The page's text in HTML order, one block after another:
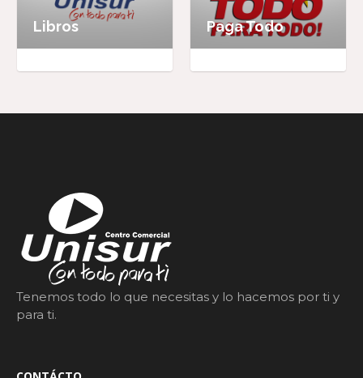
Libros Paga Todo
Tenemos todo lo que necesitas y lo hacemos por ti y
para ti.